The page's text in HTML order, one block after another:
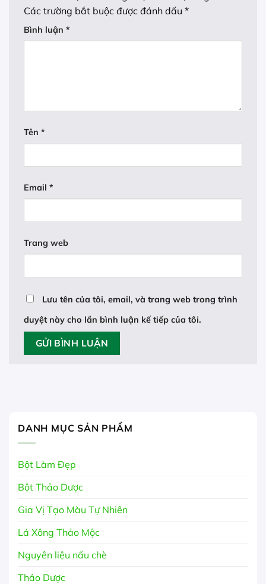
Các trường bắt buộc được đánh dấu *
Bình luận *
Tên *
Email *
Trang web
Lưu tên của tôi, email, và trang web trong trình
duyệt này cho lần bình luận kế tiếp của tôi.
DANH MỤC SẢN PHẨM
Bột Làm Đẹp
Bột Thảo Dược
Gia Vị Tạo Màu Tự Nhiên
Lá Xông Thảo Mộc
Nguyên liệu nấu chè
Thảo Dược